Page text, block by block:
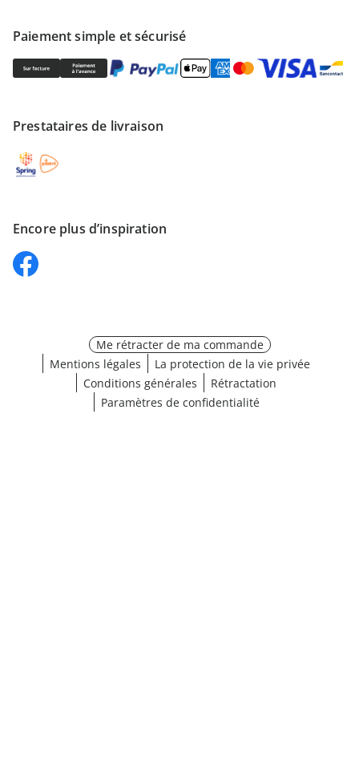
Paiement simple et sécurisé
Prestataires de livraison
Encore plus d’inspiration
Me rétracter de ma commande
Mentions légales
La protection de la vie privée
Conditions générales
Rétractation
Paramètres de confidentialité